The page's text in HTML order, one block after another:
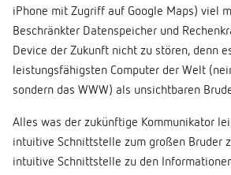
iPhone mit Zugriff auf Google Maps) viel
Beschränkter Datenspeicher und
Device der Zukunft nicht zu stören, denn
leistungsfähigsten Computer der Welt
sondern das WWW) als unsichtbaren
Alles was der zukünftige Kommunikator
intuitive Schnittstelle zum großen Bruder
intuitive Schnittstelle zu den